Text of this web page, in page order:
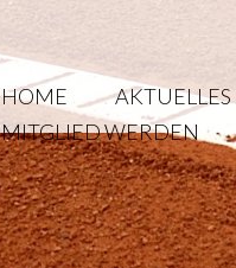
HOME
AKTUELLES
MITGLIED WERDEN